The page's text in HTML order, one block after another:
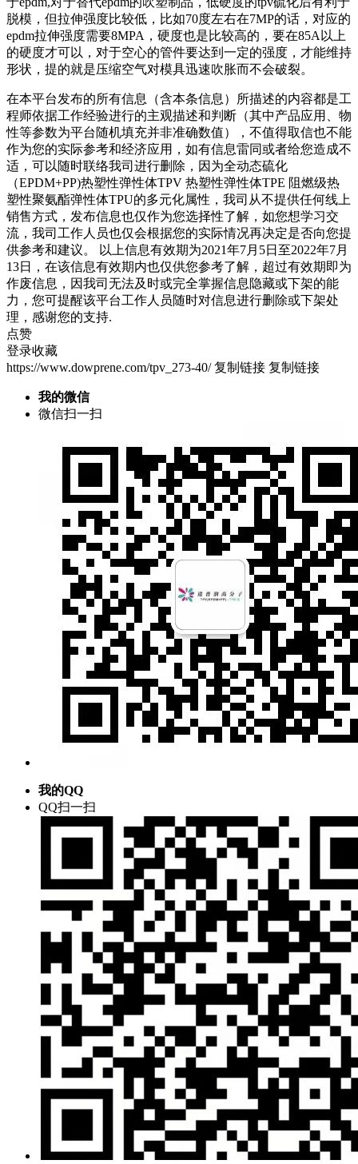
脱模，但拉伸强度比较低，比如70度左右在7MP的话，对应的
epdm拉伸强度需要8MPA，硬度也是比较高的，要在85A以上
的硬度才可以，对于空心的管件要达到一定的强度，才能维持
形状，提的就是压缩空气对模具迅速吹胀而不会破裂。
在本平台发布的所有信息（含本条信息）所描述的内容都是工
程师依据工作经验进行的主观描述和判断（其中产品应用、物
性等参数为平台随机填充并非准确数值），不值得取信也不能
作为您的实际参考和经济应用，如有信息雷同或者给您造成不
适，可以随时联络我司进行删除，因为全动态硫化
（EPDM+PP)热塑性弹性体TPV 热塑性弹性体TPE 阻燃级热
塑性聚氨酯弹性体TPU的多元化属性，我司从不提供任何线上
销售方式，发布信息也仅作为您选择性了解，如您想学习交
流，我司工作人员也仅会根据您的实际情况再决定是否向您提
供参考和建议。 以上信息有效期为2021年7月5日至2022年7月
13日，在该信息有效期内也仅供您参考了解，超过有效期即为
作废信息，因我司无法及时或完全掌握信息隐藏或下架的能
力，您可提醒该平台工作人员随时对信息进行删除或下架处
理，感谢您的支持.
点赞
登录收藏
https://www.dowprene.com/tpv_273-40/ 复制链接 复制链接
我的微信
微信扫一扫
我的QQ
QQ扫一扫